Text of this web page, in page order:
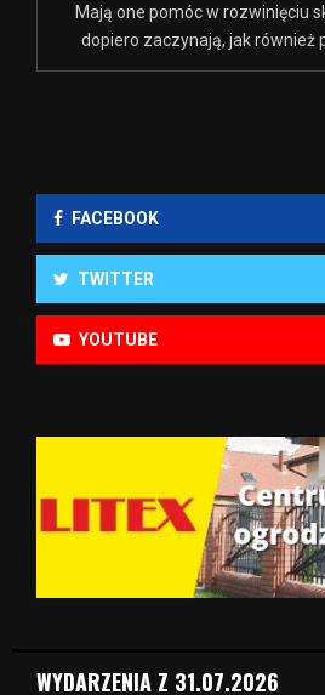
Mają one pomóc w rozwinięciu
dopiero zaczynają, jak również
FACEBOOK
TWITTER
YOUTUBE
WYDARZENIA Z 31.07.2026